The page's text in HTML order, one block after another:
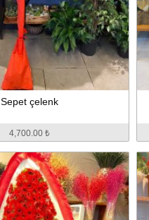
Sepet çelenk
4,700.00 ₺